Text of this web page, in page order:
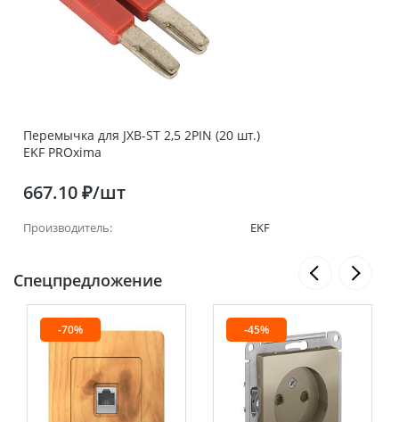
Перемычка для JXB-ST 2,5 2PIN (20 шт.)
EKF PROxima
667.10 ₽/шт
Производитель: EKF
Спецпредложение
-70% -45%